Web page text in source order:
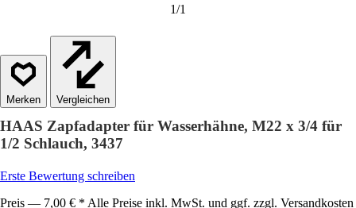
1/1
Vergleichen
HAAS Zapfadapter für Wasserhähne, M22 x 3/4 für
1/2 Schlauch, 3437
Erste Bewertung schreiben
Preis — 7,00 € * Alle Preise inkl. MwSt. und ggf. zzgl. Versandkosten